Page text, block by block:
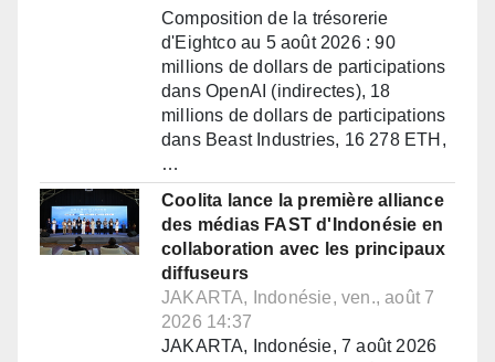
Composition de la trésorerie
d'Eightco au 5 août 2026 : 90
millions de dollars de participations
dans OpenAI (indirectes), 18
millions de dollars de participations
dans Beast Industries, 16 278 ETH,
…
Coolita lance la première alliance
des médias FAST d'Indonésie en
collaboration avec les principaux
diffuseurs
JAKARTA, Indonésie, ven., août 7
2026 14:37
JAKARTA, Indonésie, 7 août 2026